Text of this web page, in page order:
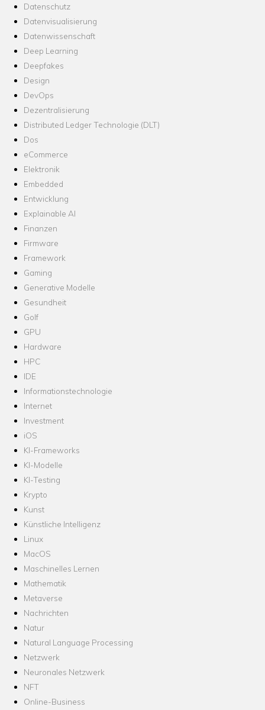
Datenschutz
Datenvisualisierung
Datenwissenschaft
Deep Learning
Deepfakes
Design
DevOps
Dezentralisierung
Distributed Ledger Technologie (DLT)
Dos
eCommerce
Elektronik
Embedded
Entwicklung
Explainable AI
Finanzen
Firmware
Framework
Gaming
Generative Modelle
Gesundheit
Golf
GPU
Hardware
HPC
IDE
Informationstechnologie
Internet
Investment
iOS
KI-Frameworks
KI-Modelle
KI-Testing
Krypto
Kunst
Künstliche Intelligenz
Linux
MacOS
Maschinelles Lernen
Mathematik
Metaverse
Nachrichten
Natur
Natural Language Processing
Netzwerk
Neuronales Netzwerk
NFT
Online-Business